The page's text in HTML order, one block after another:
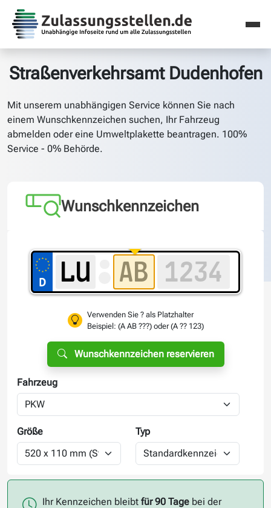
Straßenverkehrsamt Dudenhofen
Mit unserem unabhängigen Service können Sie nach
einem Wunschkennzeichen suchen, Ihr Fahrzeug
abmelden oder eine Umweltplakette beantragen. 100%
Service - 0% Behörde.
Wunschkennzeichen
Verwenden Sie ? als Platzhalter
Beispiel: (A AB ???) oder (A ?? 123)
Wunschkennzeichen reservieren
Fahrzeug
Größe Typ
Ihr Kennzeichen bleibtfür 90 Tage bei der